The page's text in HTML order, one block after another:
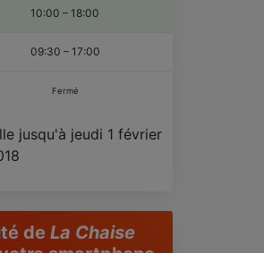
10:00 – 18:00
09:30 – 17:00
Fermé
jusqu'à jeudi 1 février
de La Chaise